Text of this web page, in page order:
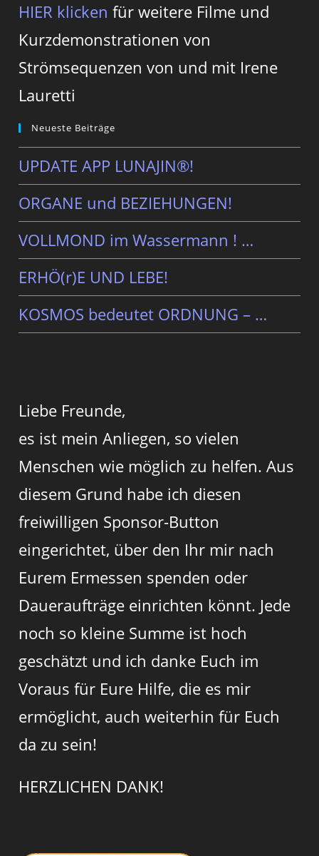
HIER klicken für weitere Filme und
Kurzdemonstrationen von
Strömsequenzen von und mit Irene
Lauretti
Neueste Beiträge
UPDATE APP LUNAJIN®!
ORGANE und BEZIEHUNGEN!
VOLLMOND im Wassermann ! …
ERHÖ(r)E UND LEBE!
KOSMOS bedeutet ORDNUNG – …
Liebe Freunde,
es ist mein Anliegen, so vielen
Menschen wie möglich zu helfen. Aus
diesem Grund habe ich diesen
freiwilligen Sponsor-Button
eingerichtet, über den Ihr mir nach
Eurem Ermessen spenden oder
Daueraufträge einrichten könnt. Jede
noch so kleine Summe ist hoch
geschätzt und ich danke Euch im
Voraus für Eure Hilfe, die es mir
ermöglicht, auch weiterhin für Euch
da zu sein!
HERZLICHEN DANK!